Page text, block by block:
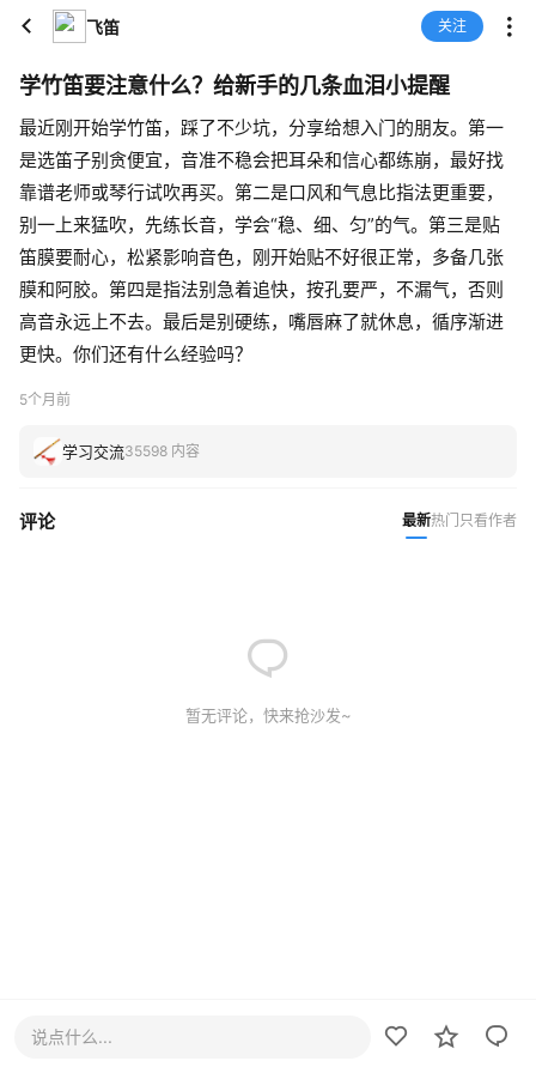
飞笛 关注
学竹笛要注意什么？给新手的几条血泪小提醒
最近刚开始学竹笛，踩了不少坑，分享给想入门的朋友。第一
是选笛子别贪便宜，音准不稳会把耳朵和信心都练崩，最好找
靠谱老师或琴行试吹再买。第二是口风和气息比指法更重要，
别一上来猛吹，先练长音，学会“稳、细、匀”的气。第三是贴
笛膜要耐心，松紧影响音色，刚开始贴不好很正常，多备几张
膜和阿胶。第四是指法别急着追快，按孔要严，不漏气，否则
高音永远上不去。最后是别硬练，嘴唇麻了就休息，循序渐进
更快。你们还有什么经验吗？
5个月前
学习交流35598 内容
评论 最新热门 只看作者
暂无评论，快来抢沙发~
说点什么...